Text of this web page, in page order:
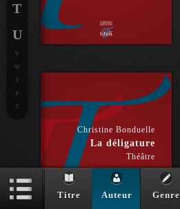
Christine Bonduelle
La déligature
Théâtre
T
U
V
W
X
Y
Z
Titre Auteur Genre